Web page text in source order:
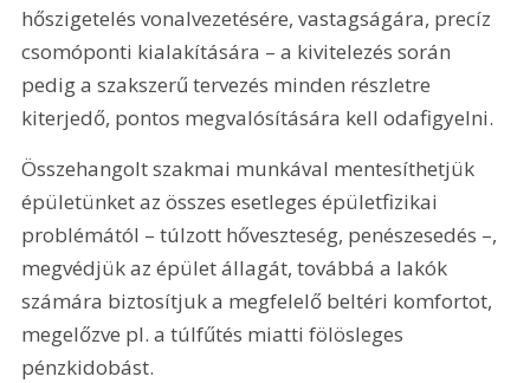
hőszigetelés vonalvezetésére, vastagságára, precíz
csomóponti kialakítására – a kivitelezés során
pedig a szakszerű tervezés minden részletre
kiterjedő, pontos megvalósítására kell odafigyelni.
Összehangolt szakmai munkával mentesíthetjük
épületünket az összes esetleges épületfizikai
problémától – túlzott hőveszteség, penészesedés –,
megvédjük az épület állagát, továbbá a lakók
számára biztosítjuk a megfelelő beltéri komfortot,
megelőzve pl. a túlfűtés miatti fölösleges
pénzkidobást.